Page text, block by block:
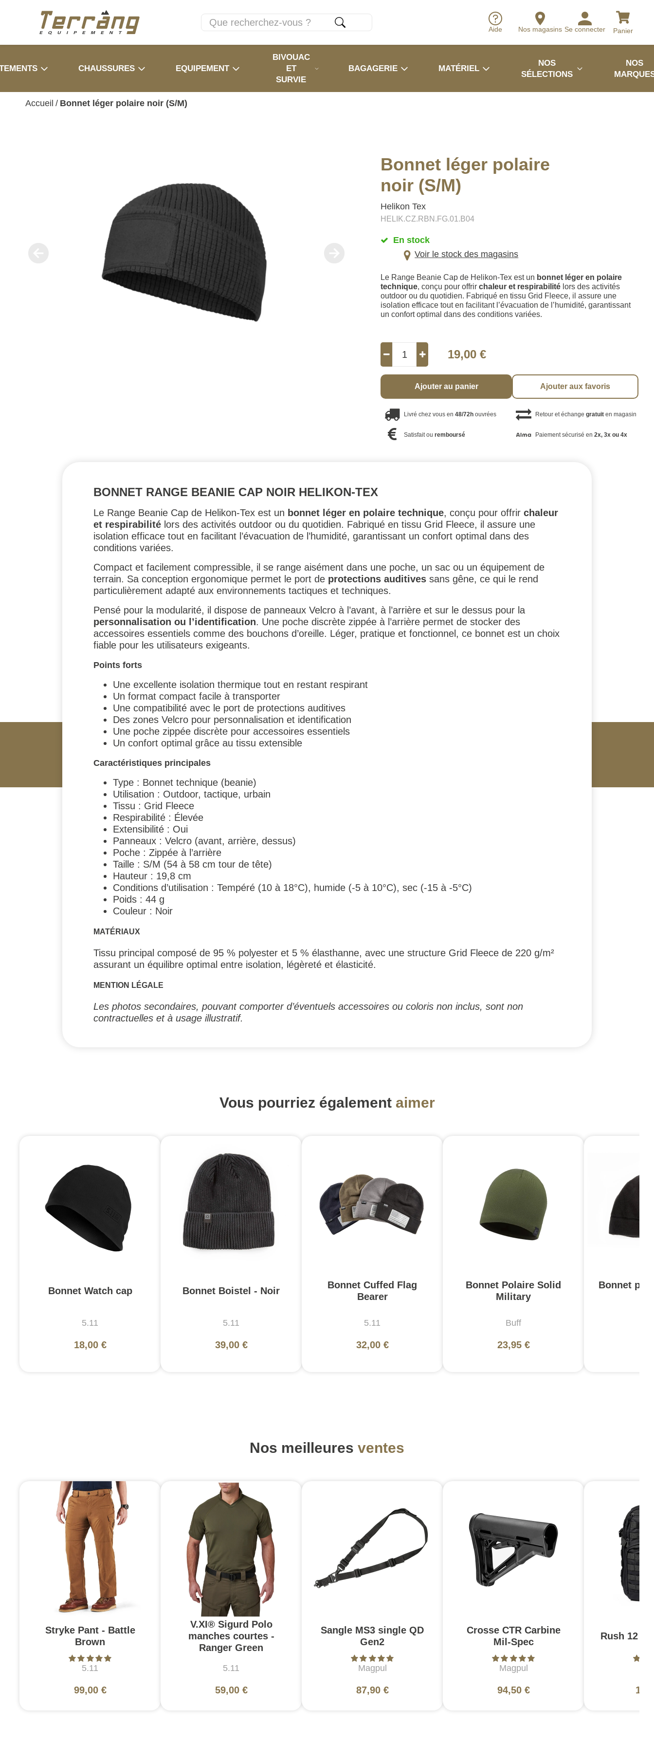
Aide Nos magasins Se connecter Panier
CHAUSSURES EQUIPEMENT
BIVOUAC
ET
SURVIE
BAGAGERIE MATÉRIEL
NOS
SÉLECTIONS
NOS
Accueil / Bonnet léger polaire noir (S/M)
Bonnet léger polaire
noir (S/M)
Helikon Tex
HELIK.CZ.RBN.FG.01.B04
En stock
Voir le stock des magasins
Le Range Beanie Cap de Helikon-Tex est un bonnet léger en polaire
technique, conçu pour offrirchaleur et respirabilité lors des activités
outdoor ou du quotidien. Fabriqué en tissu Grid Fleece, il assure une
isolation efficace tout en facilitant l’évacuation de l’humidité, garantissant
un confort optimal dans des conditions variées.
19,00 €
Ajouter au panier Ajouter aux favoris
Livré chez vous en48/72h ouvrées Retour et échange gratuiten magasin
Satisfait ouremboursé Paiement sécurisé en 2x, 3x ou 4x
BONNET RANGE BEANIE CAP NOIR HELIKON-TEX
Le Range Beanie Cap de Helikon-Tex est un bonnet léger en polaire technique, conçu pour offrir chaleur
et respirabilité lors des activités outdoor ou du quotidien. Fabriqué en tissu Grid Fleece, il assure une
isolation efficace tout en facilitant l’évacuation de l’humidité, garantissant un confort optimal dans des
conditions variées.
Compact et facilement compressible, il se range aisément dans une poche, un sac ou un équipement de
terrain. Sa conception ergonomique permet le port de protections auditives sans gêne, ce qui le rend
particulièrement adapté aux environnements tactiques et techniques.
Pensé pour la modularité, il dispose de panneaux Velcro à l’avant, à l’arrière et sur le dessus pour la
personnalisation ou l’identification. Une poche discrète zippée à l’arrière permet de stocker des
accessoires essentiels comme des bouchons d’oreille. Léger, pratique et fonctionnel, ce bonnet est un choix
fiable pour les utilisateurs exigeants.
Points forts
Une excellente isolation thermique tout en restant respirant
Un format compact facile à transporter
Une compatibilité avec le port de protections auditives
Des zones Velcro pour personnalisation et identification
Une poche zippée discrète pour accessoires essentiels
Un confort optimal grâce au tissu extensible
Caractéristiques principales
Type : Bonnet technique (beanie)
Utilisation : Outdoor, tactique, urbain
Tissu : Grid Fleece
Respirabilité : Élevée
Extensibilité : Oui
Panneaux : Velcro (avant, arrière, dessus)
Poche : Zippée à l’arrière
Taille : S/M (54 à 58 cm tour de tête)
Hauteur : 19,8 cm
Conditions d’utilisation : Tempéré (10 à 18°C), humide (-5 à 10°C), sec (-15 à -5°C)
Poids : 44 g
Couleur : Noir
MATÉRIAUX
Tissu principal composé de 95 % polyester et 5 % élasthanne, avec une structure Grid Fleece de 220 g/m²
assurant un équilibre optimal entre isolation, légèreté et élasticité.
MENTION LÉGALE
Les photos secondaires, pouvant comporter d’éventuels accessoires ou coloris non inclus, sont non
contractuelles et à usage illustratif.
Vous pourriez également aimer
Bonnet Watch cap
5.11
18,00 €
Bonnet Boistel - Noir
5.11
39,00 €
Bonnet Cuffed Flag
Bearer
5.11
32,00 €
Bonnet Polaire Solid
Military
Buff
23,95 €
Bonnet
Nos meilleures ventes
Stryke Pant - Battle
Brown
5.11
99,00 €
V.XI® Sigurd Polo
manches courtes -
Ranger Green
5.11
59,00 €
Sangle MS3 single QD
Gen2
Magpul
87,90 €
Crosse CTR Carbine
Mil-Spec
Magpul
94,50 €
Rush 12